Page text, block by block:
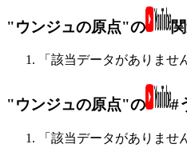
"ウンジュの原点"の
「該当データがありませ
"ウンジュの原点"の #
「該当データがありませ